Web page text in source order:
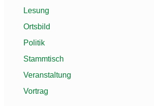
Lesung
Ortsbild
Politik
Stammtisch
Veranstaltung
Vortrag